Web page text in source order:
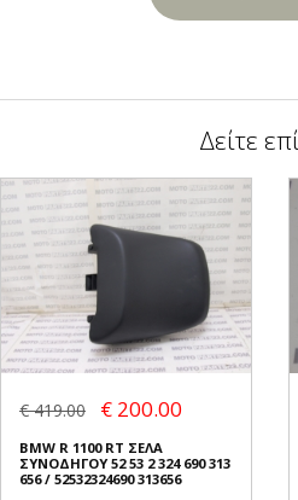
Δείτε
€ 419.00 € 200.00
BMW R 1100 RT ΣΕΛΑ
ΣΥΝΟΔΗΓΟΥ 52 53 2 324 690 313
656 / 52532324690 313656